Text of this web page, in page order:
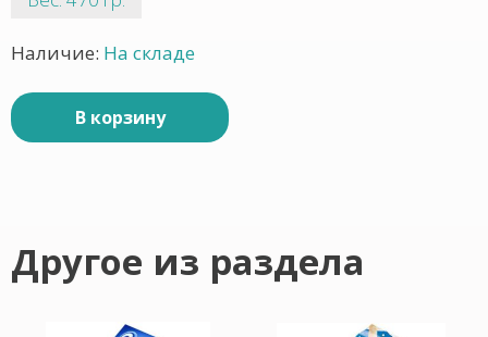
Наличие: На складе
В корзину
Другое из раздела